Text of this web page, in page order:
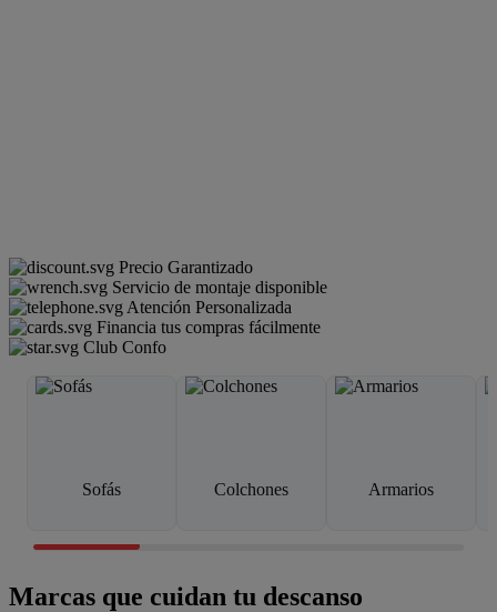
Precio Garantizado
Servicio de montaje disponible
Atención Personalizada
Financia tus compras fácilmente
Club Confo
Sofás Colchones Armarios
Marcas que cuidan tu descanso